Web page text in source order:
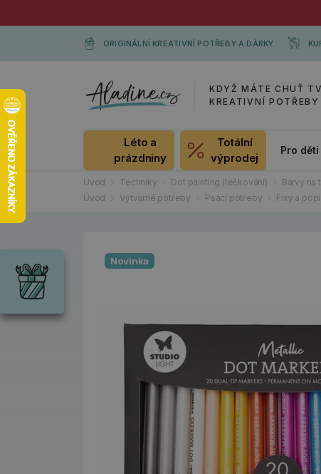
ORIGINÁLNÍ KREATIVNÍ POTŘEBY A DÁRKY
KDYŽ MÁTE CHUŤ
KREATIVNÍ
Léto a
prázdniny
Totální
výprodej
Pro děti
Úvod Techniky Dot painting (tečkování) Barvy na
Úvod
Výtvarné potřeby Psací potřeby Fixy a
Novinka
Wrendale